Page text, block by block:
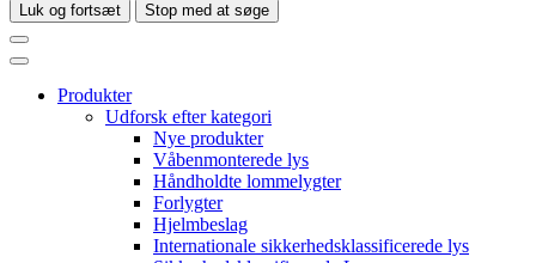
Luk og fortsæt Stop med at søge
Produkter
Udforsk efter kategori
Nye produkter
Våbenmonterede lys
Håndholdte lommelygter
Forlygter
Hjelmbeslag
Internationale sikkerhedsklassificerede lys